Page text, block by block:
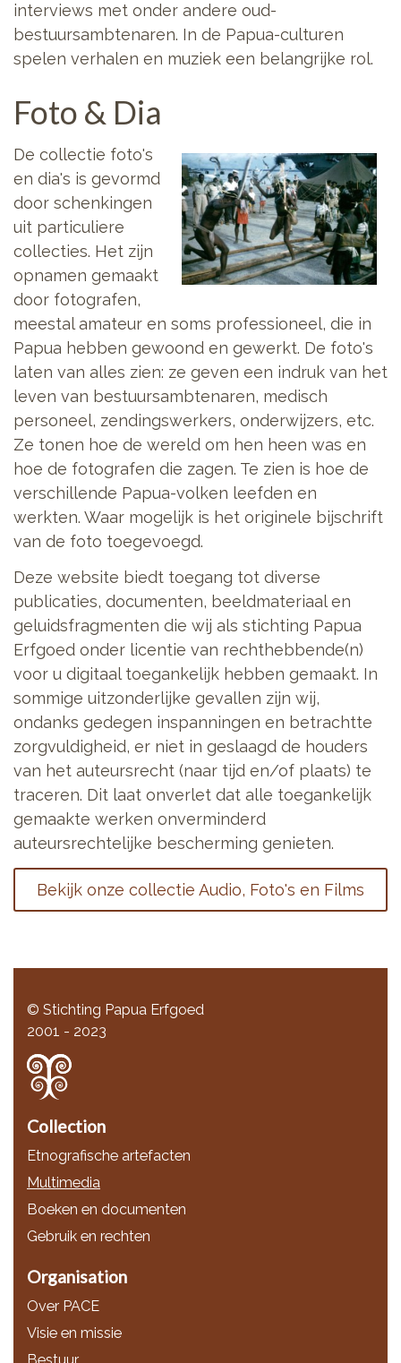
interviews met onder andere oud-
bestuursambtenaren. In de Papua-culturen
spelen verhalen en muziek een belangrijke rol.
Foto & Dia
De collectie foto's
en dia's is gevormd
door schenkingen
uit particuliere
collecties. Het zijn
opnamen gemaakt
door fotografen,
meestal amateur en soms professioneel, die in
Papua hebben gewoond en gewerkt. De foto's
laten van alles zien: ze geven een indruk van het
leven van bestuursambtenaren, medisch
personeel, zendingswerkers, onderwijzers, etc.
Ze tonen hoe de wereld om hen heen was en
hoe de fotografen die zagen. Te zien is hoe de
verschillende Papua-volken leefden en
werkten. Waar mogelijk is het originele bijschrift
van de foto toegevoegd.
Deze website biedt toegang tot diverse
publicaties, documenten, beeldmateriaal en
geluidsfragmenten die wij als stichting Papua
Erfgoed onder licentie van rechthebbende(n)
voor u digitaal toegankelijk hebben gemaakt. In
sommige uitzonderlijke gevallen zijn wij,
ondanks gedegen inspanningen en betrachtte
zorgvuldigheid, er niet in geslaagd de houders
van het auteursrecht (naar tijd en/of plaats) te
traceren. Dit laat onverlet dat alle toegankelijk
gemaakte werken onverminderd
auteursrechtelijke bescherming genieten.
Bekijk onze collectie Audio, Foto's en Films
© Stichting Papua Erfgoed
2001 - 2023
Collection
Etnografische artefacten
Multimedia
Boeken en documenten
Gebruik en rechten
Organisation
Over PACE
Visie en missie